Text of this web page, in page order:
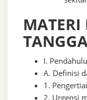
MATERI
I.
A. Definisi
1.
2. Urgensi